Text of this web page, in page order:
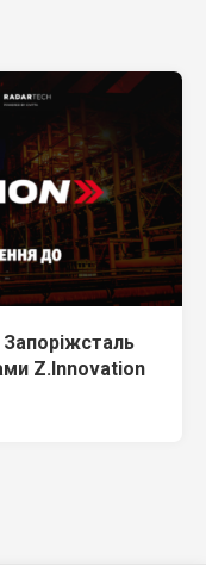
Запоріжсталь
Z.Innovation